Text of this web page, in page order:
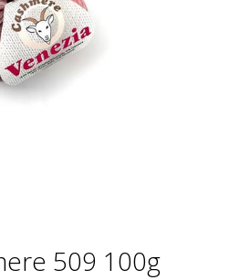
509 100g